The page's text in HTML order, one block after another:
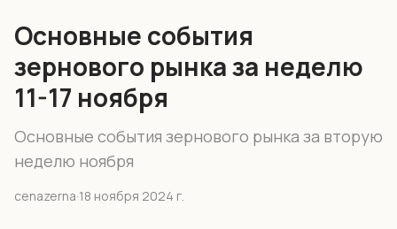
Основные события
зернового рынка за неделю
11-17 ноября
Основные события зернового рынка за вторую
неделю ноября
cenazerna·18 ноября 2024 г.